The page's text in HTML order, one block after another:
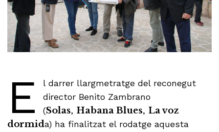
E
l darrer llargmetratge del reconegut
director Benito Zambrano
(Solas, Habana Blues, La voz
dormida) ha finalitzat el rodatge aquesta